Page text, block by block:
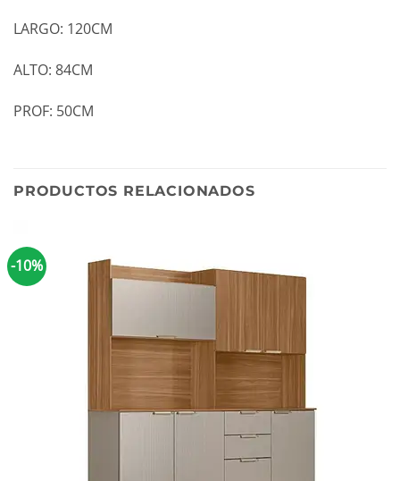
LARGO: 120CM
ALTO: 84CM
PROF: 50CM
PRODUCTOS RELACIONADOS
-10%